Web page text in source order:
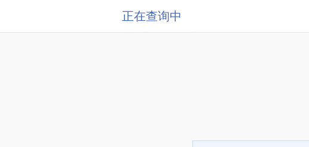
正在查询中